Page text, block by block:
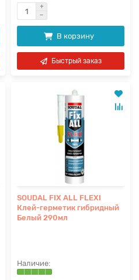
В корзину
Быстрый заказ
SOUDAL FIX ALL FLEXI
Клей-герметик гибридный
Белый 290мл